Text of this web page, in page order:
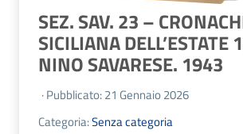
SEZ. SAV. 23 –
SICILIANA DELL’ESTATE
NINO SAVARESE. 1943
· Pubblicato: 21 Gennaio 2026
Categoria:Senza categoria